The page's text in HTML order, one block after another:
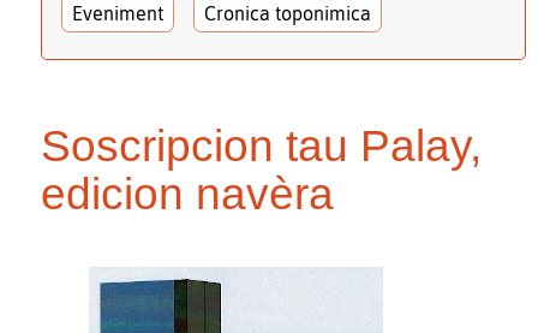
Eveniment Cronica toponimica
Soscripcion tau Palay,
edicion navèra